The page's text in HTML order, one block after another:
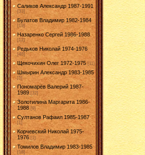
Саликов Александр 1987-1991
[33]
Булатов Владимир 1982-1984
[19]
Назаренко Сергей 1986-1988
[12]
Редьков Николай 1974-1976
[48]
Щекочихин Олег 1972-1975 [11]
Шмырин Александр 1983-1985
[5]
Пономарёв Валерий 1987-
1989 [32]
Золотилина Маргарита 1986-
1988 [9]
Султанов Рафаил 1985-1987
[1]
Корчевский Николай 1975-
1976 [1]
Томилов Владимир 1983-1985
[18]